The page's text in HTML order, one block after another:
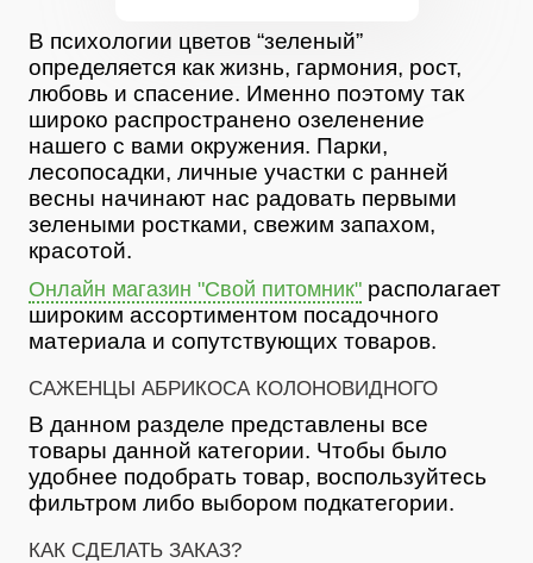
В психологии цветов “зеленый”
определяется как жизнь, гармония, рост,
любовь и спасение. Именно поэтому так
широко распространено озеленение
нашего с вами окружения. Парки,
лесопосадки, личные участки с ранней
весны начинают нас радовать первыми
зелеными ростками, свежим запахом,
красотой.
Онлайн магазин "Свой питомник" располагает
широким ассортиментом посадочного
материала и сопутствующих товаров.
САЖЕНЦЫ АБРИКОСА КОЛОНОВИДНОГО
В данном разделе представлены все
товары данной категории. Чтобы было
удобнее подобрать товар, воспользуйтесь
фильтром либо выбором подкатегории.
КАК СДЕЛАТЬ ЗАКАЗ?